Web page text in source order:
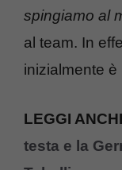
spingiamo al
al team. In
inizialmente è
LEGGI
testa e la